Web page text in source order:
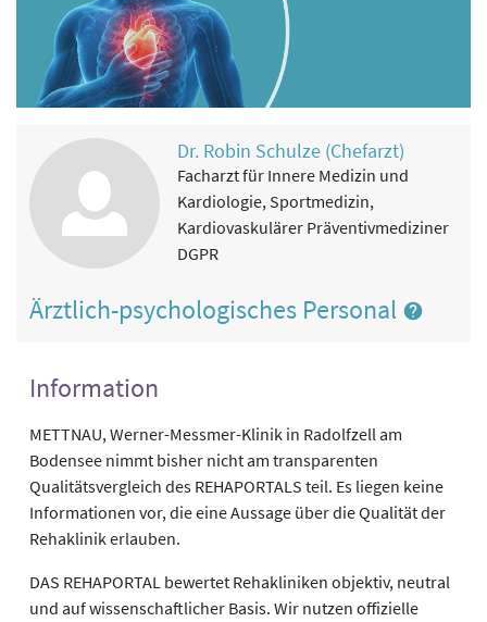
Dr. Robin Schulze (Chefarzt)
Facharzt für Innere Medizin und
Kardiologie, Sportmedizin,
Kardiovaskulärer Präventivmediziner
DGPR
Ärztlich-psychologisches Personal
Information
METTNAU, Werner-Messmer-Klinik in Radolfzell am
Bodensee nimmt bisher nicht am transparenten
Qualitätsvergleich des REHAPORTALS teil. Es liegen keine
Informationen vor, die eine Aussage über die Qualität der
Rehaklinik erlauben.
DAS REHAPORTAL bewertet Rehakliniken objektiv, neutral
und auf wissenschaftlicher Basis. Wir nutzen offizielle